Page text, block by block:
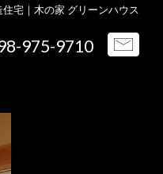
宅｜木の家 グリーンハウス
975-9710